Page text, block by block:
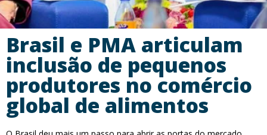
Brasil e PMA articulam
inclusão de pequenos
produtores no comércio
global de alimentos